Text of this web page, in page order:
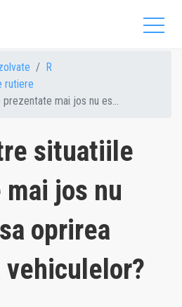
R
rutiere
mai jos nu es...
situatiile
jos nu
oprirea
vehiculelor?